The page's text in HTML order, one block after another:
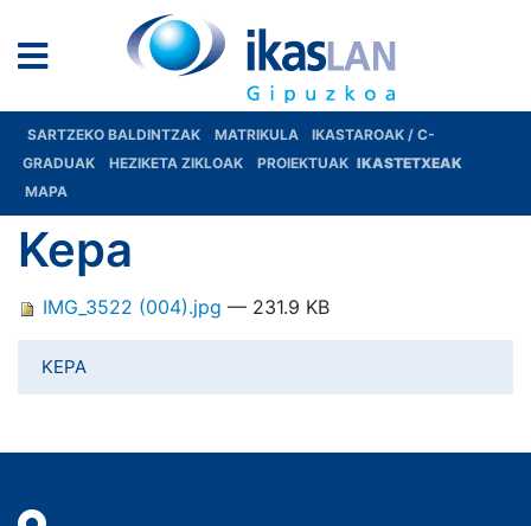
SARTZEKO BALDINTZAK MATRIKULA
IKASTAROAK / C-
GRADUAK
HEZIKETA ZIKLOAK PROIEKTUAK IKASTETXEAK
MAPA
Kepa
IMG_3522 (004).jpg — 231.9 KB
KEPA